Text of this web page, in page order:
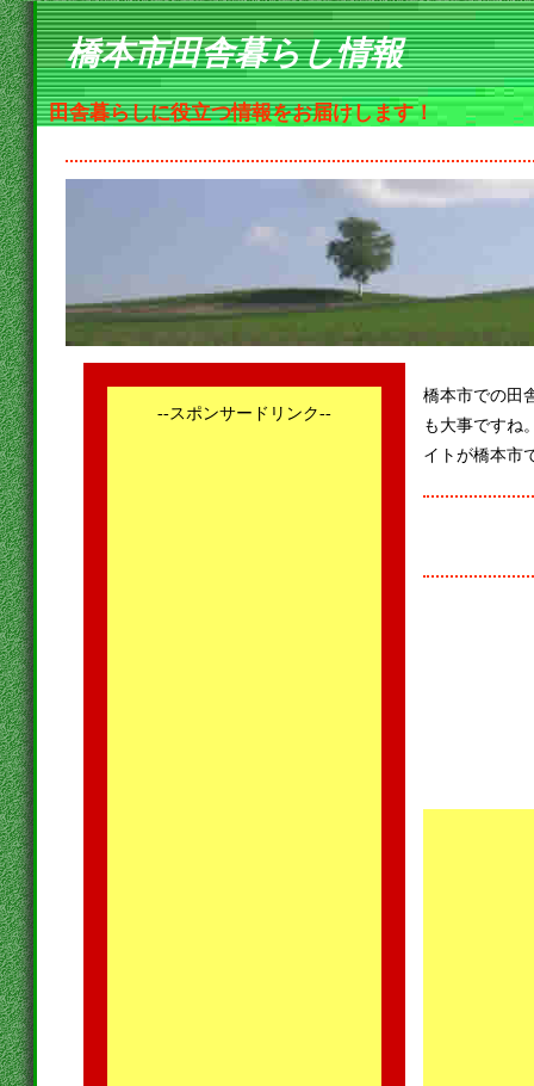
橋本市田舎暮らし情報
田舎暮らしに役立つ情報をお届けします！
--スポンサードリンク--
橋本市での田
も大事ですね
イトが橋本市